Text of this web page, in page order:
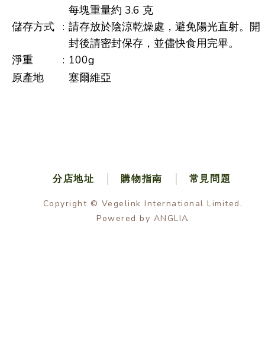
每塊重量約 3.6 克
儲存方式 : 請存放於陰涼乾燥處，避免陽光直射。開
封後請密封保存，並儘快食用完畢。
淨重
: 100g
原產地
塞爾維亞
分店地址 購物指南 常見問題
Copyright © Vegelink International Limited.
Powered by ANGLIA.